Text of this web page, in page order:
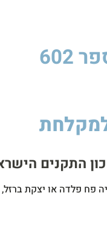
602
הישראלי ובטל'
פח פלדה או יצקת